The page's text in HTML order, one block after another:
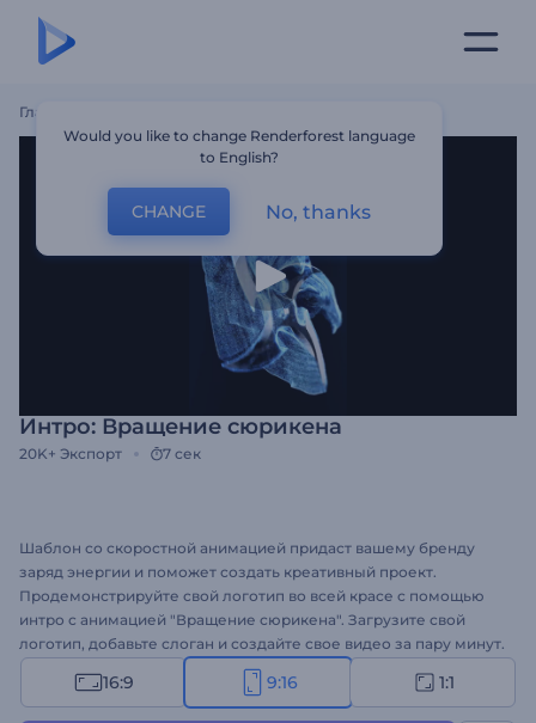
Главная
Интро: Вращение сюрикена
20K+ Экспорт 7 сек
Шаблон со скоростной анимацией придаст вашему бренду
заряд энергии и поможет создать креативный проект.
Продемонстрируйте свой логотип во всей красе с помощью
интро с анимацией "Вращение сюрикена". Загрузите свой
логотип, добавьте слоган и создайте свое видео за пару минут.
Интро отлично подойдет для оформления заставки для
презентации или корпоративного ролика для компании,
16:9 9:16 1:1
Would you like to change Renderforest language
to English?
CHANGE No, thanks